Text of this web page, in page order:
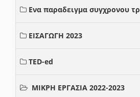
Ενα παραδειγμα συγχρονου
ΕΙΣΑΓΩΓΗ 2023
TED-ed
ΜΙΚΡΗ ΕΡΓΑΣΙΑ 2022-2023